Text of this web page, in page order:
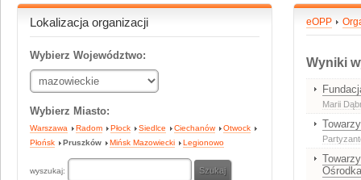
Lokalizacja organizacji
Wybierz Województwo:
Wybierz Miasto:
Warszawa Radom Płock Siedlce Ciechanów
Otwock
Płońsk
Pruszków Mińsk Mazowiecki Legionowo
wyszukaj:
eOPP
Wyniki
Marii